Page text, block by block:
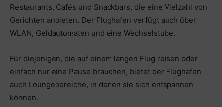
Restaurants, Cafés und Snackbars, die eine Vielzahl von
Gerichten anbieten. Der Flughafen verfügt auch über
WLAN, Geldautomaten und eine Wechselstube.
Für diejenigen, die auf einem langen Flug reisen oder
einfach nur eine Pause brauchen, bietet der Flughafen
auch Loungebereiche, in denen sie sich entspannen
können.